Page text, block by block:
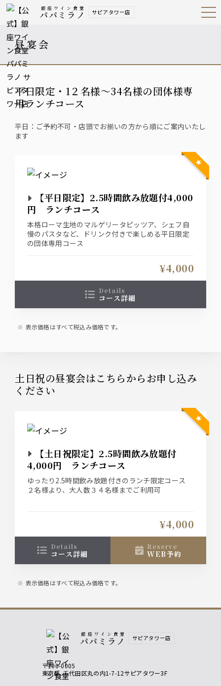
銀座ワイン食堂
パパミラノ サピアタワー店 Open
Navig
昼宴会
平日限定・1２名様～34名様の団体様専
用ランチコース
平日：ご予約不可・店頭でお揃いの方から順にご案内いたし
ます
【平日限定】2.5時間飲み放題付4,000
円 ランチコース
本格ローマ生地のマルゲリータピッツア、シェフ自
慢のパスタなど、ドリンク付きで楽しめる平日限定
の団体専用コース
¥4,000
details
コース詳細
表示価格はすべて税込み価格です。
土日祝の昼宴会はこちらからお申し込み
ください
【土日祝限定】2.5時間飲み放題付
4,000円 ランチコース
ゆったり2.5時間飲み放題付きのランチ限定コース
２名様より、大人数３４名様までご利用可
個室B（12～16名）
個室D（12～18名）
のいずれかに自動振り分けとなり、各個室の最低保
証人数分のコース料金を頂戴する場合がございます
最低保証人数は下記の通りです
個室D：12名様
まで直接お問い合わせください。
¥4,000
details
コース詳細
reserve
WEB予約
表示価格はすべて税込み価格です。
銀座ワイン食堂
パパミラノ サピアタワー店
〒100-0005
東京都 千代田区丸の内1-7-12サピアタワー3F